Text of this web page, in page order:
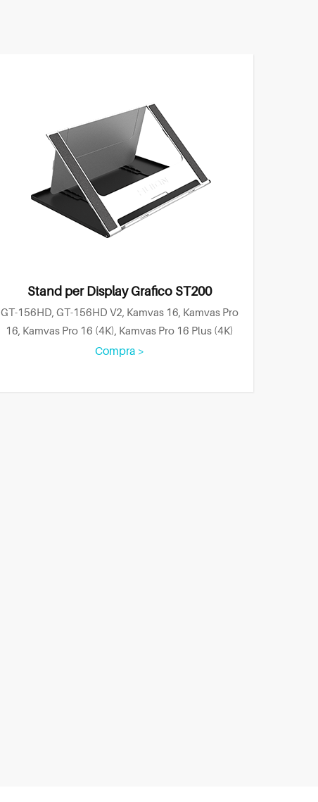
Stand per Display Grafico ST200
GT-156HD, GT-156HD V2, Kamvas 16, Kamvas Pro
16, Kamvas Pro 16 (4K), Kamvas Pro 16 Plus (4K)
Compra >